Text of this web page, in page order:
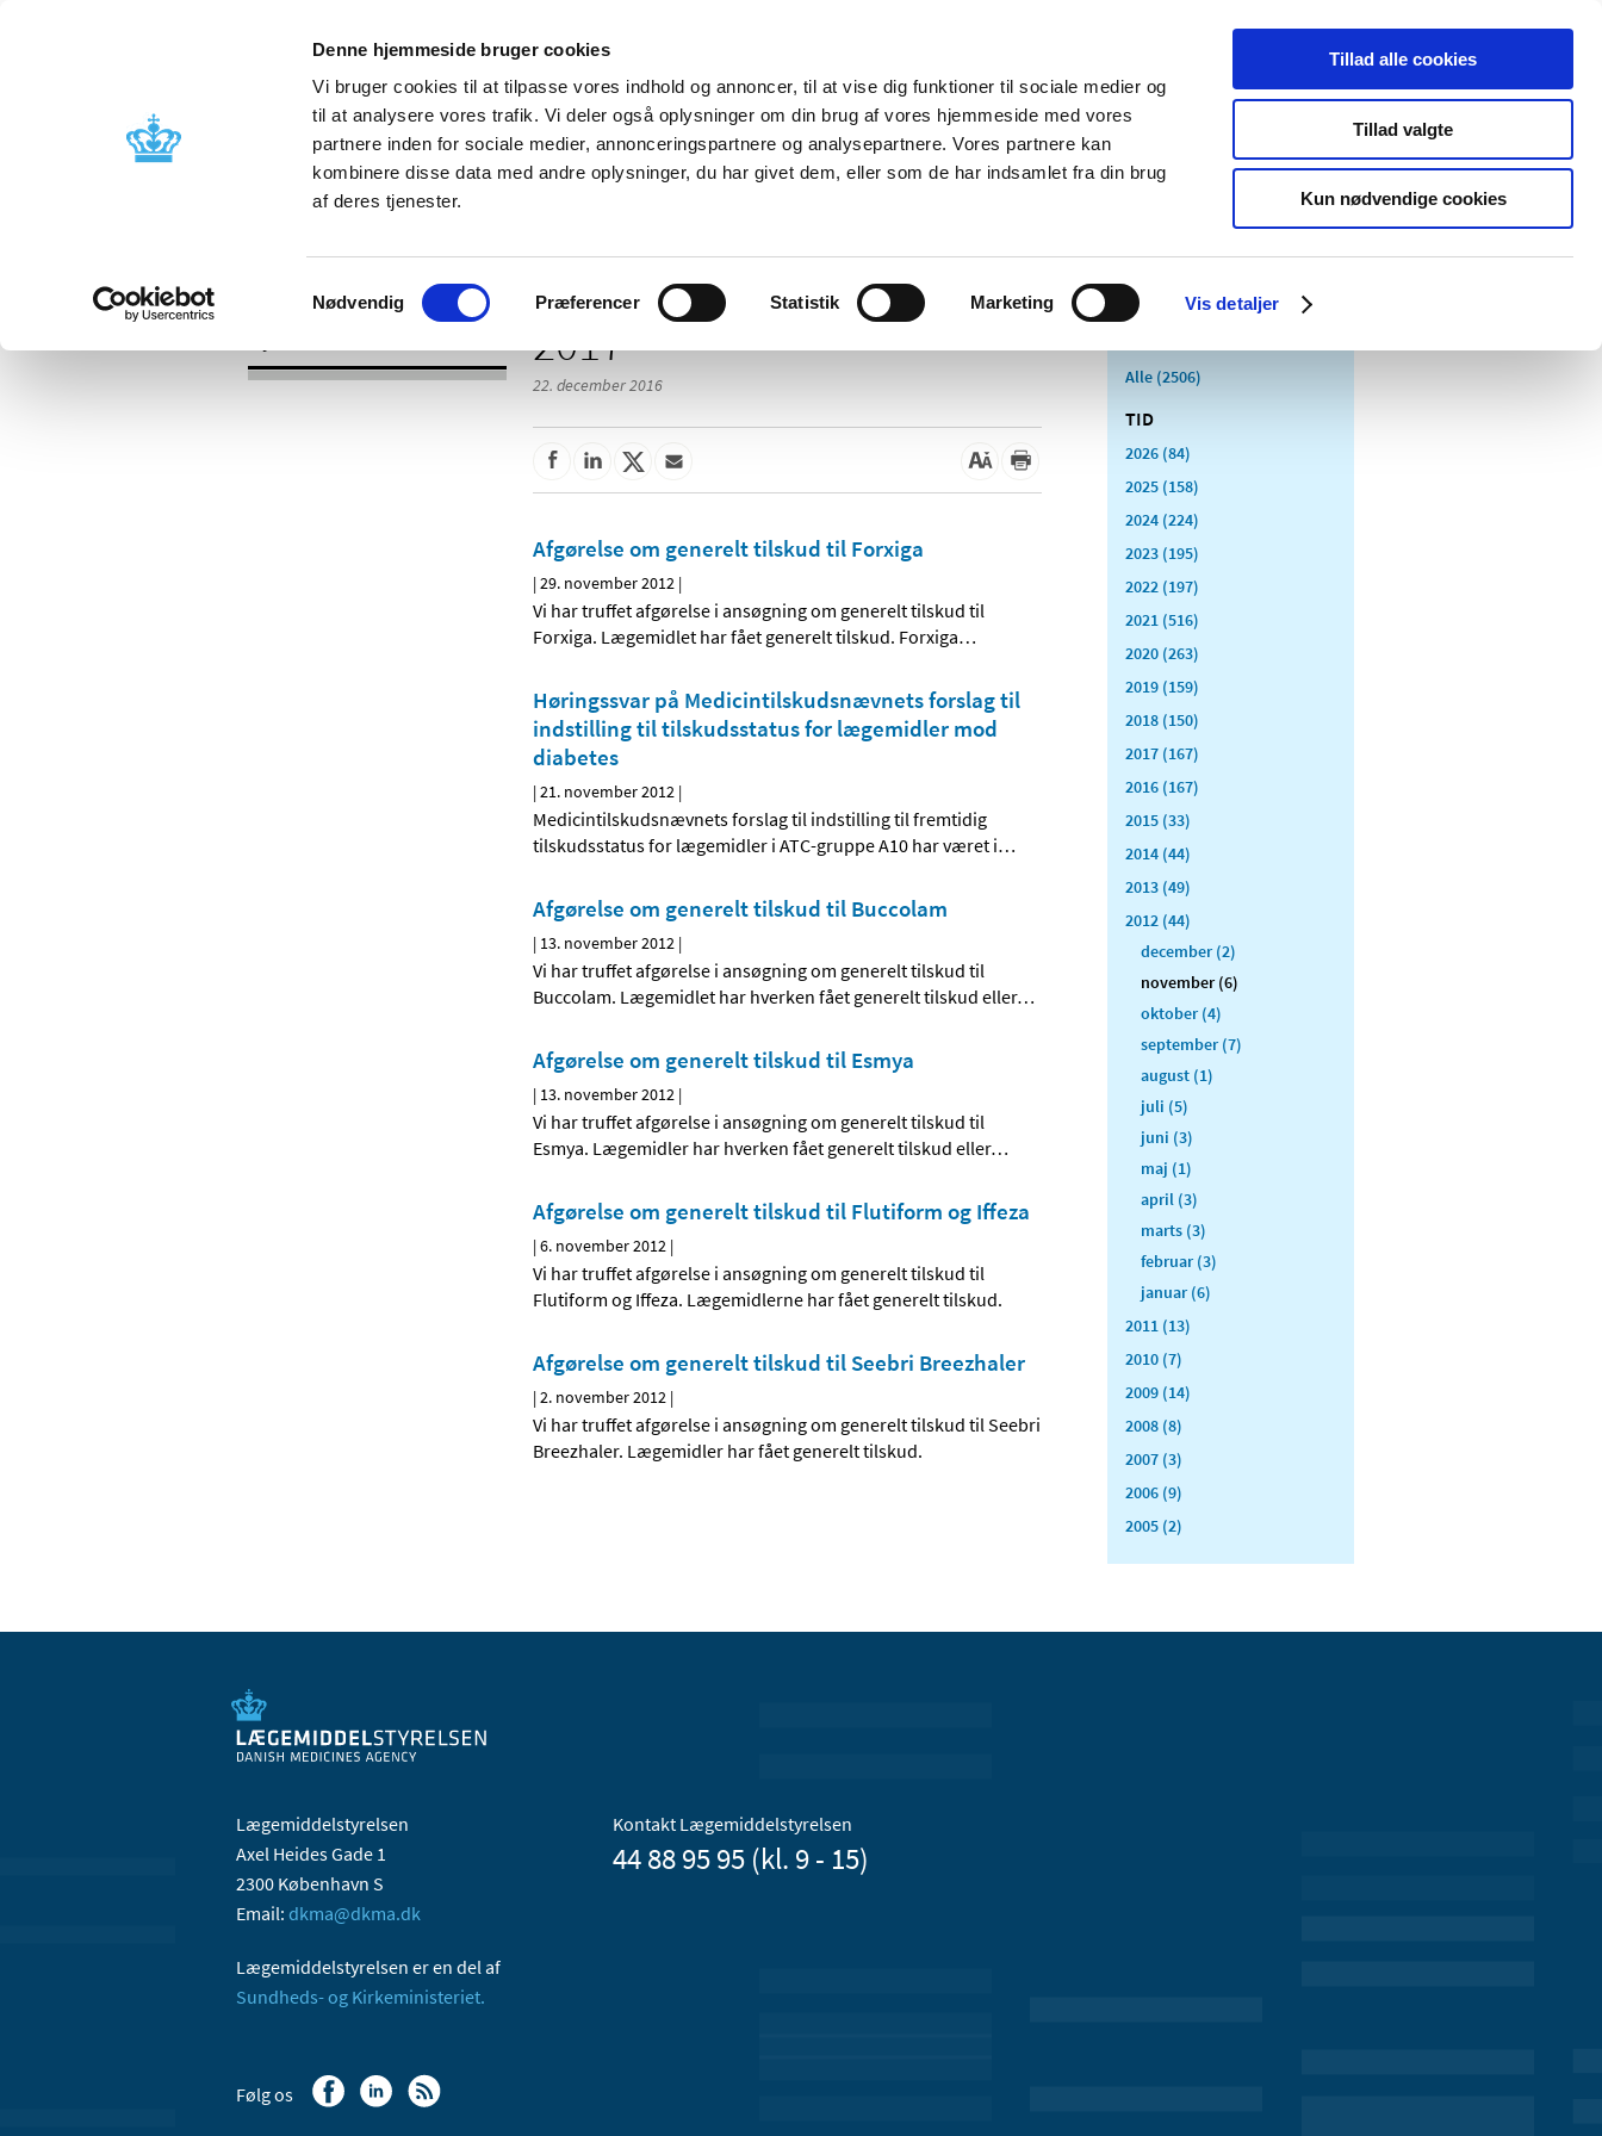
Denne hjemmeside bruger cookies
Vi bruger cookies til at tilpasse vores indhold og annoncer, til at vise dig funktioner til sociale medier og
til at analysere vores trafik. Vi deler også oplysninger om din brug af vores hjemmeside med vores
partnere inden for sociale medier, annonceringspartnere og analysepartnere. Vores partnere kan
kombinere disse data med andre oplysninger, du har givet dem, eller som de har indsamlet fra din brug
af deres tjenester.
Samtykkevalg
Nødvendig Præferencer Statistik Marketing Vis detaljer
Tillad alle cookies
Tillad valgte
Kun nødvendige cookies
Nyheder Om os Kontakt Udgivelser
Godkendelse og
Bivirkninger og
produktinformation
Tilskud og
Apoteker og salg af
Medicinsk
Særlige
produktområder
2017
22. december 2016
Afgørelse om generelt tilskud til Forxiga
|29. november 2012 |
Vi har truffet afgørelse i ansøgning om generelt tilskud til
Forxiga. Lægemidlet har fået generelt tilskud. Forxiga…
Høringssvar på Medicintilskudsnævnets forslag til
indstilling til tilskudsstatus for lægemidler mod
diabetes
|21. november 2012 |
Medicintilskudsnævnets forslag til indstilling til fremtidig
tilskudsstatus for lægemidler i ATC-gruppe A10 har været i…
Afgørelse om generelt tilskud til Buccolam
| 13. november 2012 |
Vi har truffet afgørelse i ansøgning om generelt tilskud til
Buccolam. Lægemidlet har hverken fået generelt tilskud eller…
Afgørelse om generelt tilskud til Esmya
| 13. november 2012 |
Vi har truffet afgørelse i ansøgning om generelt tilskud til
Esmya. Lægemidler har hverken fået generelt tilskud eller…
Afgørelse om generelt tilskud til Flutiform og Iffeza
|6. november 2012 |
Vi har truffet afgørelse i ansøgning om generelt tilskud til
Flutiform og Iffeza. Lægemidlerne har fået generelt tilskud.
Afgørelse om generelt tilskud til Seebri Breezhaler
|2. november 2012 |
Vi har truffet afgørelse i ansøgning om generelt tilskud til Seebri
Breezhaler. Lægemidler har fået generelt tilskud.
Alle (2506)
TID
2026 (84)
2025 (158)
2024 (224)
2023 (195)
2022 (197)
2021 (516)
2020 (263)
2019 (159)
2018 (150)
2017 (167)
2016 (167)
2015 (33)
2014 (44)
2013 (49)
2012 (44)
december (2)
november (6)
oktober (4)
september (7)
august (1)
juli (5)
juni (3)
maj (1)
april (3)
marts (3)
februar (3)
januar (6)
2011 (13)
2010 (7)
2009 (14)
2008 (8)
2007 (3)
2006 (9)
2005 (2)
Lægemiddelstyrelsen
Axel Heides Gade 1
2300 København S
Email: dkma@dkma.dk
Lægemiddelstyrelsen er en del af
Sundheds- og Kirkeministeriet.
Kontakt Lægemiddelstyrelsen
44 88 95 95 (kl. 9 - 15)
Følg os